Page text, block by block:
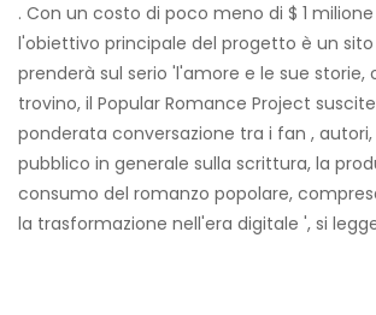
. Con un costo di poco meno di $ 1 milione
l'obiettivo principale del progetto è un
prenderà sul serio 'l'amore e le sue storie,
trovino, il Popular Romance Project
ponderata conversazione tra i fan , autori,
pubblico in generale sulla scrittura, la
consumo del romanzo popolare,
la trasformazione nell'era digitale ', si